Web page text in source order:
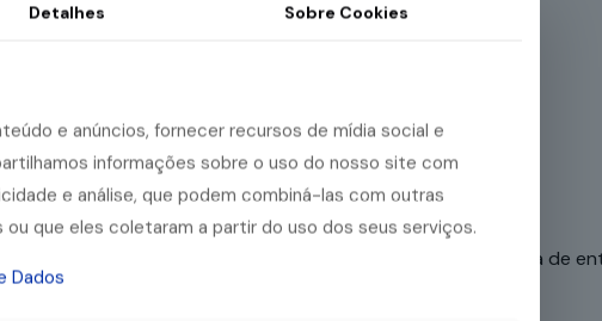
para
empresas. Agora que você conhece o conceito, é hora de
Detalhes Sobre Cookies
e anúncios, fornecer recursos de mídia social e
informações sobre o uso do nosso site com
e análise, que podem combiná-las com outras
que eles coletaram a partir do uso dos seus serviços.
Dados